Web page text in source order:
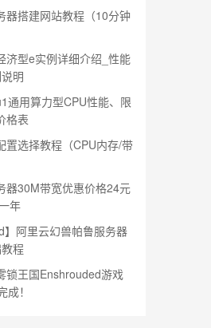
器搭建网站教程（10分钟
济型e实例详细介绍_性能
明
通用算力型CPU性能、限
格表
置选择教程（CPU内存/带
器30M带宽优惠价格24元
年
】阿里云幻兽帕鲁服务器
程
锁王国Enshrouded游戏
！